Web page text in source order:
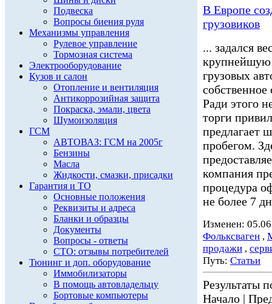
Подвеска
Вопросы биения руля
Механизмы управления
Рулевое управление
Тормозная система
Электрооборудование
Кузов и салон
Отопление и вентиляция
Антикоррозийная защита
Покраска, эмали, цвета
Шумоизоляция
ГСМ
АВТОВАЗ: ГСМ на 2005г
Бензины
Масла
Жидкости, смазки, присадки
Гарантия и ТО
Основные положения
Реквизиты и адреса
Бланки и образцы
Документы
Вопросы - ответы
СТО: отзывы потребителей
Тюнинг и доп. оборудование
Иммобилизаторы
В помощь автовладельцу
Бортовые компьютеры
В Европе
грузовиков
... задался
крупнейшую
грузовых
собственное
Ради этого
торги
предлагает
пробегом.
компания
процедура
не более 7
Изменен:
Фольксваген ,
продажи ,
Путь: Статьи
Результаты
Начало |